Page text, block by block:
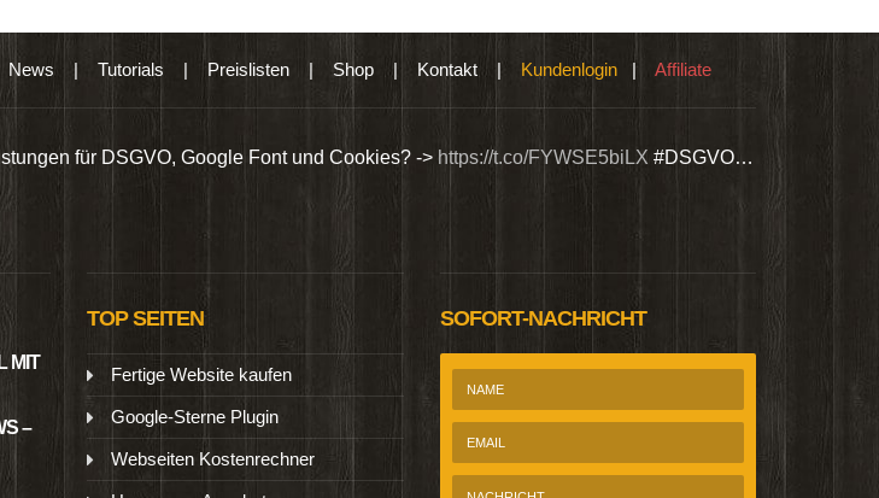
News | Tutorials | Preislisten| Shop| Kontakt| Kundenlogin| Affiliate
für DSGVO, Google Font und Cookies? -> https://t.co/FYWSE5biLX #DSGVO…
Wir bieten
MIT
–
TOP SEITEN
Fertige Website kaufen
Google-Sterne Plugin
Webseiten Kostenrechner
SOFORT-NACHRICHT